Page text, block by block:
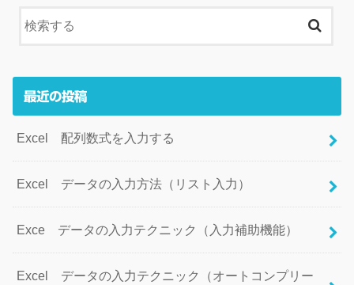
最近の投稿
Excel 配列数式を入力する
Excel データの入力方法（リスト入力）
Exce データの入力テクニック（入力補助機能）
Excel データの入力テクニック（オートコンプリー